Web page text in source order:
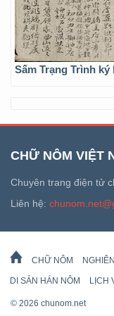
Sấm Trạng Trình
CHỮ NÔM VIỆT
Chuyên trang điện tử
Liên hệ:
CHỮ NÔM
DI SẢN HÁN NÔM LỊCH
© 2026 chunom.net